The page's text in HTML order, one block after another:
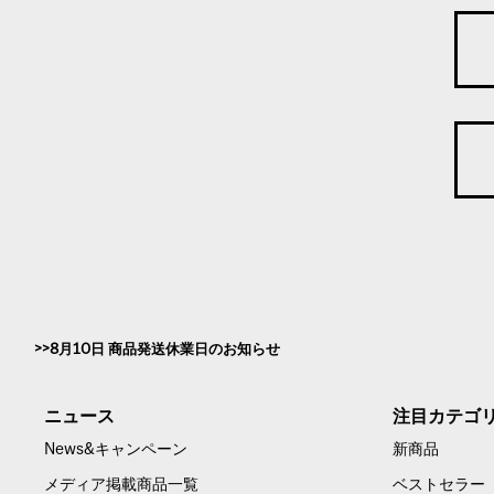
8月10日 商品発送休業日のお知らせ
ニュース
News&キャンペーン
メディア掲載商品一覧
注目カテゴ
新商品
ベストセラー